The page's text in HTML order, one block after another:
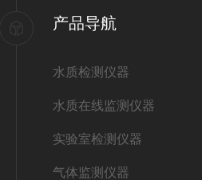
产品导航
水质检测仪器
水质在线监测仪器
实验室检测仪器
气体监测仪器